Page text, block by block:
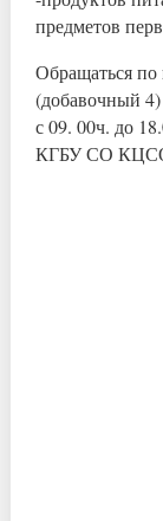
предметов
Обращаться
(добавочный 4)
с 09. 00ч. до
КГБУ СО